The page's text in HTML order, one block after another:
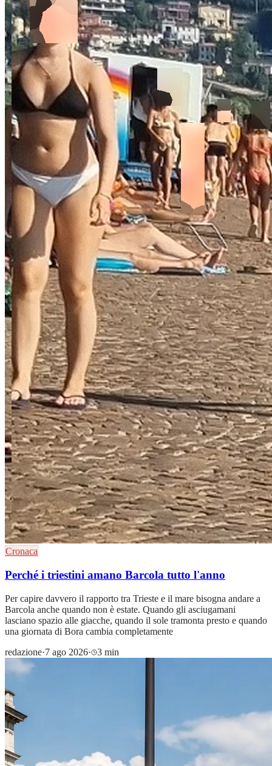
Cronaca
Perché i triestini amano Barcola tutto l'anno
Per capire davvero il rapporto tra Trieste e il mare bisogna andare a
Barcola anche quando non è estate. Quando gli asciugamani
lasciano spazio alle giacche, quando il sole tramonta presto e quando
una giornata di Bora cambia completamente
redazione·7 ago 2026· 3 min